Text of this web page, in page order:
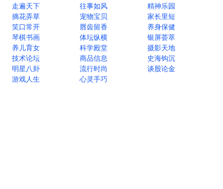
走遍天下
往事如风
精神乐园
摘花弄草
宠物宝贝
家长里短
笑口常开
唇齿留香
养身保健
琴棋书画
体坛纵横
银屏荟萃
养儿育女
科学殿堂
摄影天地
技术论坛
商品信息
史海钩沉
明星八卦
流行时尚
谈股论金
游戏人生
心灵手巧